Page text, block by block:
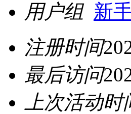
用户组 新
注册时间
最后访问
上次活动时